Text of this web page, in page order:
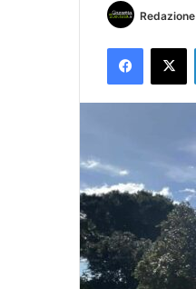
Redazione